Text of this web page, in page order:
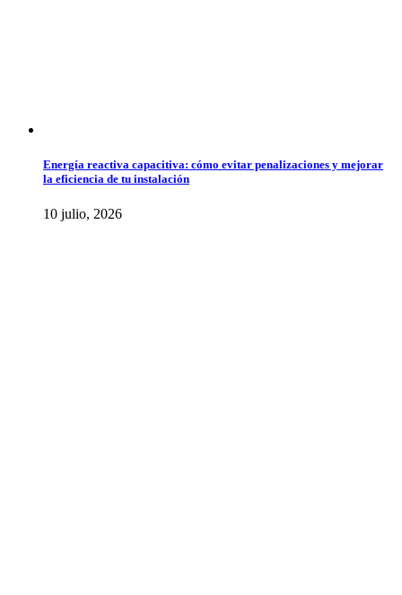
Energía reactiva capacitiva: cómo evitar penalizaciones y mejorar
la eficiencia de tu instalación
10 julio, 2026